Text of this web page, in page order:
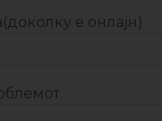
е онлајн)